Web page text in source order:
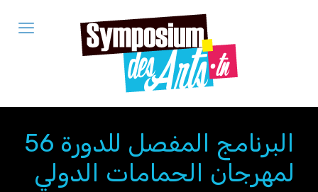
البرنامج المفصل للدورة 56
لمهرجان الحمامات الدولي